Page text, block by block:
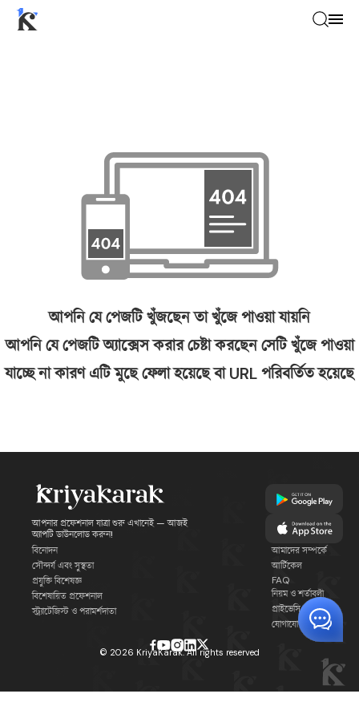
আপনি যে পেজটি খুঁজছেন তা খুঁজে পাওয়া যায়নি
আপনি যে পেজটি অ্যাক্সেস করার চেষ্টা করছেন সেটি খুঁজে পাওয়া
যাচ্ছে না কারণ এটি মুছে ফেলা হয়েছে বা URL পরিবর্তিত হয়েছে
আপনার প্রফেশনাল যাত্রা শুরু এখানেই — আজই
অ্যাপটি ডাউনলোড করুন!
বিনোদন
সৌন্দর্য এবং সুস্থতা
প্রযুক্তি বিশেষজ্ঞ
বিশেষায়িত প্রফেশনাল
স্ট্র্যাটেজিস্ট ও পরামর্শদাতা
আমাদের সম্পর্কে
আর্টিকেল
FAQ
নিয়ম ও শর্তাবলী
প্রাইভেসি পলিসি
যোগাযোগ
© 2026 KriyaKarak. All rights reserved